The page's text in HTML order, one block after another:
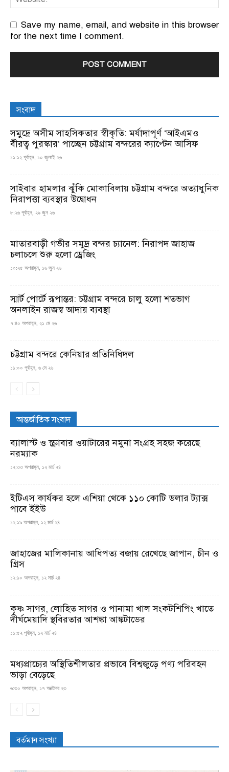
Save my name, email, and website in this browser
for the next time I comment.
সংবাদ
সমুদ্রে অসীম সাহসিকতার স্বীকৃতি: মর্যাদাপূর্ণ ‘আইএমও
বীরত্ব পুরস্কার’ পাচ্ছেন চট্টগ্রাম বন্দরের ক্যাপ্টেন আসিফ
১১:১২ পূর্বাহ্ন, ১০ জুলাই ২৬
সাইবার হামলার ঝুঁকি মোকাবিলায় চট্টগ্রাম বন্দরে অত্যাধুনিক
নিরাপত্তা ব্যবস্থার উদ্বোধন
৮:২৬ পূর্বাহ্ন, ২৯ জুন ২৬
মাতারবাড়ী গভীর সমুদ্র বন্দর চ্যানেল: নিরাপদ জাহাজ
চলাচলে শুরু হলো ড্রেজিং
১০:২৫ অপরাহ্ন, ১৬ জুন ২৬
স্মার্ট পোর্টে রূপান্তর: চট্টগ্রাম বন্দরে চালু হলো শতভাগ
অনলাইন রাজস্ব আদায় ব্যবস্থা
৭:৪০ অপরাহ্ন, ২১ মে ২৬
চট্টগ্রাম বন্দরে কেনিয়ার প্রতিনিধিদল
১১:০০ পূর্বাহ্ন, ৬ মে ২৬
আন্তর্জাতিক সংবাদ
ব্যালাস্ট ও স্ক্রাবার ওয়াটারের নমুনা সংগ্রহ সহজ করেছে
নরম্যাক
১২:৩৩ অপরাহ্ন, ১২ মার্চ ২৪
ইটিএস কার্যকর হলে এশিয়া থেকে ১১০ কোটি ডলার ট্যাক্স
পাবে ইইউ
১২:১৯ অপরাহ্ন, ১২ মার্চ ২৪
জাহাজের মালিকানায় আধিপত্য বজায় রেখেছে জাপান, চীন ও
গ্রিস
১২:১০ অপরাহ্ন, ১২ মার্চ ২৪
কৃষ্ণ সাগর, লোহিত সাগর ও পানামা খাল সংকটশিপিং খাতে
দীর্ঘমেয়াদি স্থবিরতার আশঙ্কা আঙ্কটাডের
১১:৫২ পূর্বাহ্ন, ১২ মার্চ ২৪
মধ্যপ্রাচ্যের অস্থিতিশীলতার প্রভাবে বিশ্বজুড়ে পণ্য পরিবহন
ভাড়া বেড়েছে
৬:৩০ অপরাহ্ন, ১৭ অক্টোবর ২৩
বর্তমান সংখ্যা